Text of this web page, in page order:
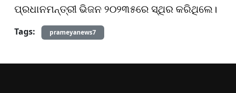
ପ୍ରଧାନମନ୍ତ୍ରୀ ଭିଜନ ୨୦୨୩୫ରେ ସ୍ଥିର କରିଥିଲେ।
Tags: prameyanews7